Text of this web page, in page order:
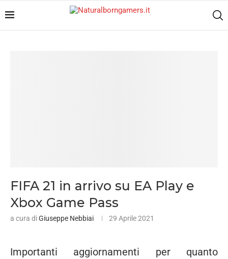
FIFA 21 in arrivo su EA Play e
Xbox Game Pass
a cura diGiuseppe Nebbiai 29 Aprile 2021
Importanti aggiornamenti per quanto